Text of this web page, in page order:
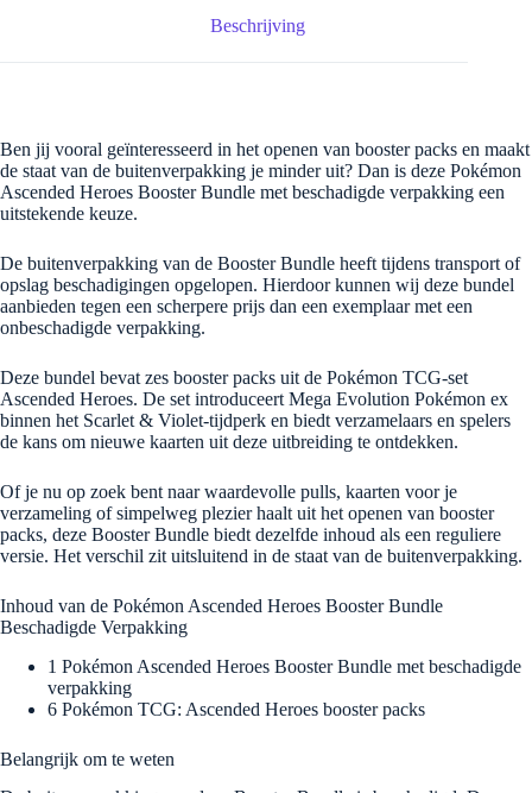
Beschrijving
Ben jij vooral geïnteresseerd in het openen van booster packs en maakt
de staat van de buitenverpakking je minder uit? Dan is deze Pokémon
Ascended Heroes Booster Bundle met beschadigde verpakking een
uitstekende keuze.
De buitenverpakking van de Booster Bundle heeft tijdens transport of
opslag beschadigingen opgelopen. Hierdoor kunnen wij deze bundel
aanbieden tegen een scherpere prijs dan een exemplaar met een
onbeschadigde verpakking.
Deze bundel bevat zes booster packs uit de Pokémon TCG-set
Ascended Heroes. De set introduceert Mega Evolution Pokémon ex
binnen het Scarlet & Violet-tijdperk en biedt verzamelaars en spelers
de kans om nieuwe kaarten uit deze uitbreiding te ontdekken.
Of je nu op zoek bent naar waardevolle pulls, kaarten voor je
verzameling of simpelweg plezier haalt uit het openen van booster
packs, deze Booster Bundle biedt dezelfde inhoud als een reguliere
versie. Het verschil zit uitsluitend in de staat van de buitenverpakking.
Inhoud van de Pokémon Ascended Heroes Booster Bundle
Beschadigde Verpakking
1 Pokémon Ascended Heroes Booster Bundle met beschadigde
verpakking
6 Pokémon TCG: Ascended Heroes booster packs
Belangrijk om te weten